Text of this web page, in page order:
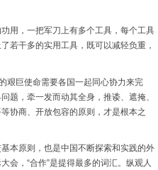
用，一把军刀上有多个工具，每个工具
若干多的实用工具，既可以减轻负重，
艰巨使命需要各国一起同心协力来完
题，牵一发而动其全身，推诿、遮掩、
协商、开放包容的原则，才是根本之
本原则，也是中国不断探索和实践的外
会，“合作”是提得最多的词汇。纵观人